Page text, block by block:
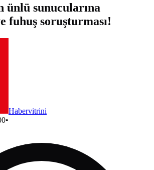
ünlü sunucularına
fuhuş soruşturması!
Habervitrini
•